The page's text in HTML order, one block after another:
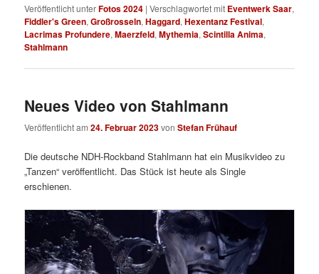
Veröffentlicht unterFotos 2024 |Verschlagwortet mit Eventwerk Saar,
Fiddler's Green,Großrosseln,Haggard,Hexentanz Festival,
Lacrimas Profundere,Maerzfeld,Mythemia,Scintilla Anima,
Stahlmann
Neues Video von Stahlmann
Veröffentlicht am24. Februar 2023vonStefan Frühauf
Die deutsche NDH-Rockband Stahlmann hat ein Musikvideo zu
„Tanzen“ veröffentlicht. Das Stück ist heute als Single
erschienen.